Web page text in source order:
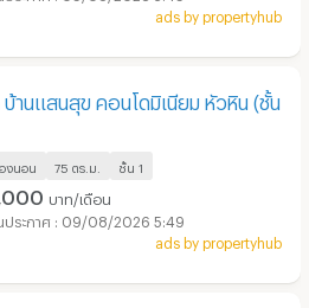
ads by propertyhub
านแสนสุข คอนโดมิเนียม หัวหิน (ชั้น
งนอน 75 ตร.ม. ชั้น 1
บาท/เดือน
09/08/2026 5:49
ads by propertyhub